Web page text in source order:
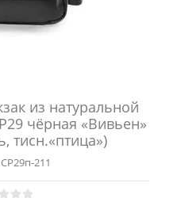
из натуральной
чёрная «Вивьен»
тисн.«птица»)
СР29п-211